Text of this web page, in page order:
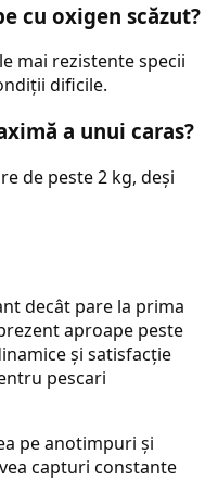
cu oxigen scăzut?
mai rezistente specii
dificile.
a unui caras?
de peste 2 kg, deși
decât pare la prima
aproape peste
și satisfacție
pescari
pe anotimpuri și
capturi constante